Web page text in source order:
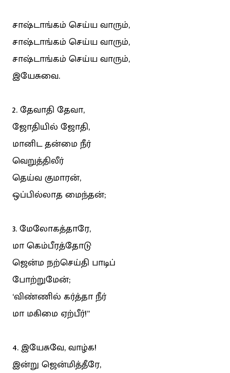
சாஷ்டாங்கம் செய்ய வாரும்,
சாஷ்டாங்கம் செய்ய வாரும்,
சாஷ்டாங்கம் செய்ய வாரும்,
இயேசுவை.
2. தேவாதி தேவா,
ஜோதியில் ஜோதி,
மானிட தன்மை நீர்
வெறுத்திலீர்
தெய்வ குமாரன்,
ஒப்பில்லாத மைந்தன்;
3. மேலோகத்தாரே,
மா கெம்பீரத்தோடு
ஜென்ம நற்செய்தி பாடிப்
போற்றுமேன்;
‘விண்ணில் கர்த்தா நீர்
மா மகிமை ஏற்பீர்!”
4. இயேசுவே, வாழ்க!
இன்று ஜென்மித்தீரே,